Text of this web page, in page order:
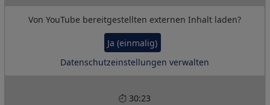
Von YouTube bereitgestellten externen Inhalt laden?
Ja (einmalig)
Datenschutzeinstellungen verwalten
30:23